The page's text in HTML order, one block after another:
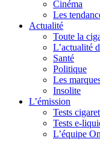
Cinéma
Les
Actualité
Toute la
L’actualité
Santé
Politique
Les
Insolite
L’émission
Tests
Tests e-
L’équipe